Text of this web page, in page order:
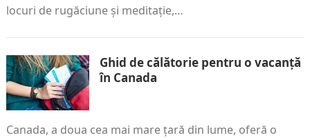
locuri de rugăciune și meditație,…
Ghid de călătorie pentru o vacanță
în Canada
Canada, a doua cea mai mare țară din lume, oferă o